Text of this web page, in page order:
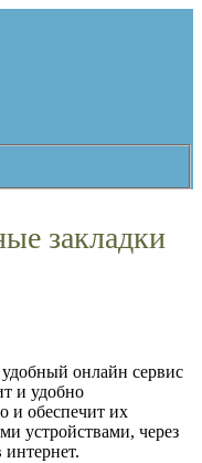
закладки
онлайн сервис
и удобно
и обеспечит их
устройствами, через